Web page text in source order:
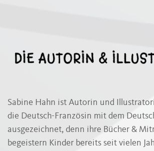
Sabine Hahn ist Autorin und
die Deutsch-Französin mit dem
ausgezeichnet, denn ihre Bücher &
begeistern Kinder bereits seit vielen